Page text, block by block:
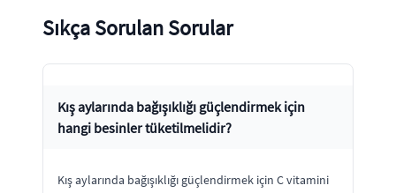
Sıkça Sorulan Sorular
Kış aylarında bağışıklığı güçlendirmek için
hangi besinler tüketilmelidir?
Kış aylarında bağışıklığı güçlendirmek için C vitamini